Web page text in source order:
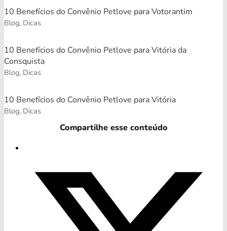
10 Benefícios do Convênio Petlove para Votorantim
Blog, Dicas
10 Benefícios do Convênio Petlove para Vitória da
Consquista
Blog, Dicas
10 Benefícios do Convênio Petlove para Vitória
Blog, Dicas
Compartilhe esse conteúdo